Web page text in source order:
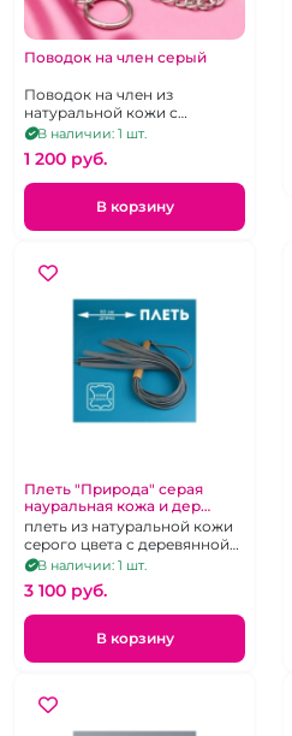
Поводок на член серый
Поводок на член из
натуральной кожи с
цепочкой
В наличии: 1 шт.
1 200 pуб.
В корзину
Плеть "Природа" серая
науральная кожа и дер
рукоять 60 см
плеть из натуральной кожи
серого цвета с деревянной
рукояткой
В наличии: 1 шт.
3 100 pуб.
В корзину